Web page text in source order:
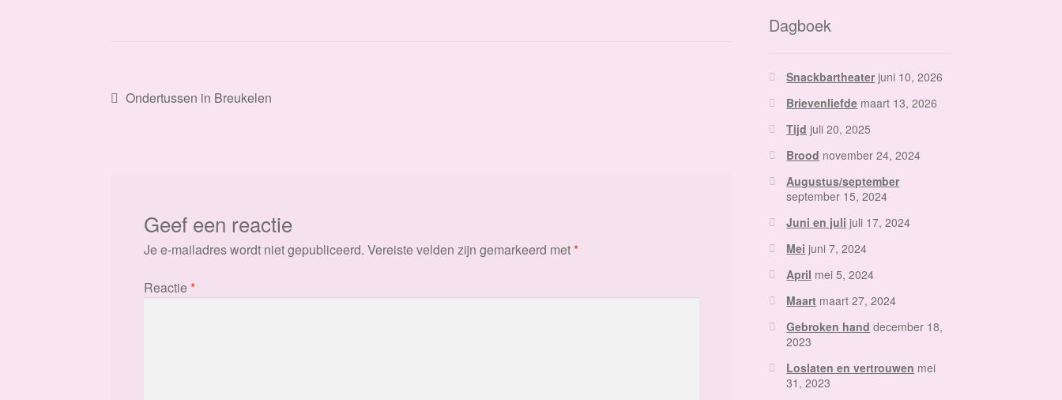
Bericht
Vorig
Ondertussen in Breukelen
Geef een reactie
Je e-mailadres wordt niet gepubliceerd. Vereiste velden zijn gemarkeerd met*
Reactie*
Dagboek
Snackbartheater juni 10, 2026
Brievenliefde maart 13, 2026
Tijd juli 20, 2025
Brood november 24, 2024
Augustus/september
september 15, 2024
Juni en juli juli 17, 2024
Mei juni 7, 2024
April mei 5, 2024
Maart maart 27, 2024
Gebroken hand december 18,
2023
Loslaten en vertrouwen mei
31, 2023